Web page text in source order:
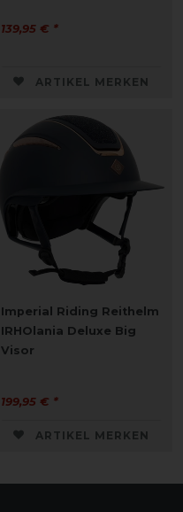
139,95 € *
ARTIKEL MERKEN
Imperial Riding Reithelm
IRHOlania Deluxe Big
Visor
199,95 € *
ARTIKEL MERKEN